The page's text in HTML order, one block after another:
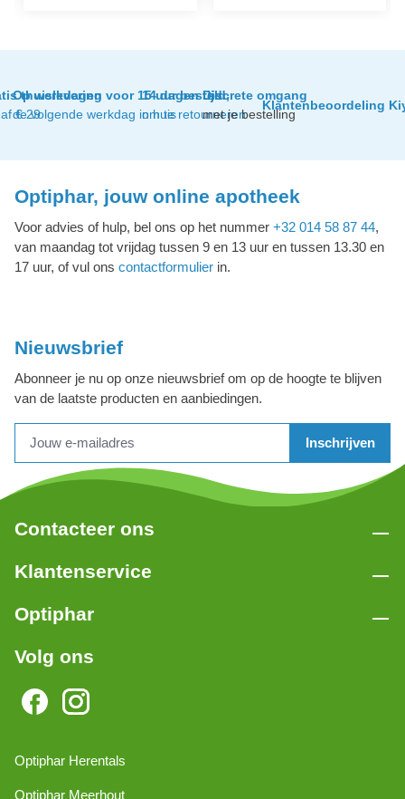
thuislevering
€ 29
Op werkdagen voor 15 uur besteld,
de volgende werkdag in huis
14 dagen tijd
om te retourneren
Discrete omgang
met je bestelling
Klantenbeoordeling
Optiphar, jouw online apotheek
Voor advies of hulp, bel ons op het nummer +32 014 58 87 44,
van maandag tot vrijdag tussen 9 en 13 uur en tussen 13.30 en
17 uur, of vul ons contactformulier in.
Nieuwsbrief
Abonneer je nu op onze nieuwsbrief om op de hoogte te blijven
van de laatste producten en aanbiedingen.
Inschrijven
Contacteer ons
Klantenservice
Optiphar
Volg ons
Optiphar Herentals
Optiphar Meerhout